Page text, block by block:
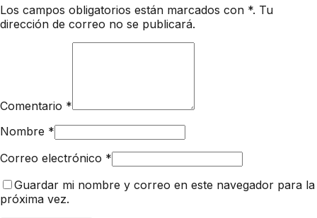
Los campos obligatorios están marcados con *. Tu
dirección de correo no se publicará.
Comentario *
Nombre *
Correo electrónico *
Guardar mi nombre y correo en este navegador para la
próxima vez.